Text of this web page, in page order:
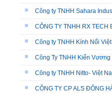
Công ty TNHH Sahara
CÔNG TY TNHH RX TECH
Công ty TNHH Kính Nổi
Công Ty TNHH Kiến
Công ty TNHH Nitto- Việt
CÔNG TY CP ALS ĐÔNG